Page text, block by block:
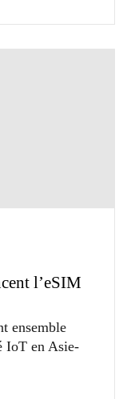
l’eSIM
ensemble
IoT en Asie-